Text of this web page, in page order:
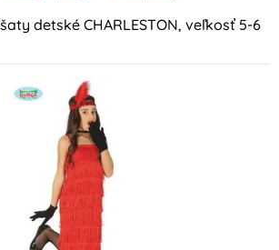
detské CHARLESTON, veľkosť 5-6